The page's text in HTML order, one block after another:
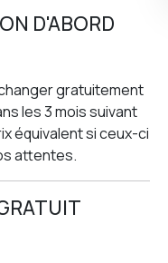
D'ABORD
gratuitement
les 3 mois suivant
équivalent si ceux-ci
attentes.